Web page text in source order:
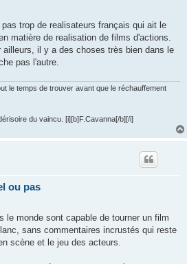
trop de realisateurs français qui ait le
matière de realisation de films d'actions.
il y a des choses très bien dans le
pas l'autre.
le temps de trouver avant que le réchauffement
du vaincu. [i][b]F.Cavanna[/b][/i]
ou pas
le monde sont capable de tourner un film
sans commentaires incrustés qui reste
scène et le jeu des acteurs.